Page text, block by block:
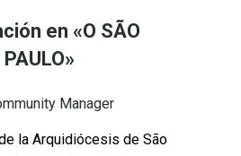
en «O SÃO
PAULO»
Manager
la Arquidiócesis de São